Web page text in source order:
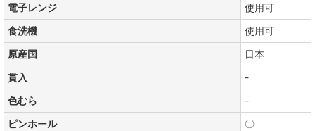
電子レンジ
使用可
食洗機
使用可
原産国
日本
貫入
-
色むら
-
ピンホール
〇